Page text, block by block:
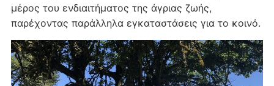
μέρος του ενδιαιτήματος της άγριας ζωής,
παρέχοντας παράλληλα εγκαταστάσεις για το κοινό.